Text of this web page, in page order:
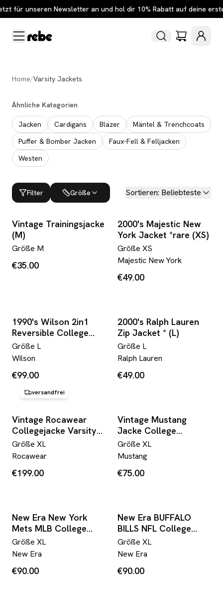
für unseren Newsletter an und hol dir 10% Rabatt auf deine
Home/Varsity Jackets
Ähnliche Kategorien
Jacken Cardigans Blazer
Mäntel & Trenchcoats
Puffer & Bomber Jacken
Faux-Fell & Felljacken
Westen
Filter Größe Sortieren: Beliebteste
Vintage Trainingsjacke
(M)
Größe M
€35.00
2000's Majestic New
York Jacket *rare (XS)
Größe XS
Majestic New York
€49.00
1990's Wilson 2in1
Reversible College
Jacket *extremely
rare (L)
Größe L
Wilson
€99.00
2000's Ralph Lauren
Zip Jacket * (L)
Größe L
Ralph Lauren
€49.00
versandfrei
Vintage Rocawear
Collegejacke Varsity
XL
Größe XL
Rocawear
€199.00
Vintage Mustang
Jacke College
Blouson Classic
Avantgarde Bedruckt
Weiß XL
Größe XL
Mustang
€75.00
New Era New York
Mets MLB College
Jacke (XL)
Größe XL
New Era
€90.00
New Era BUFFALO
BILLS NFL College
Jacke (XL)
Größe XL
New Era
€90.00